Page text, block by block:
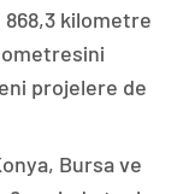
868,3 kilometre
projelere de
Bursa ve